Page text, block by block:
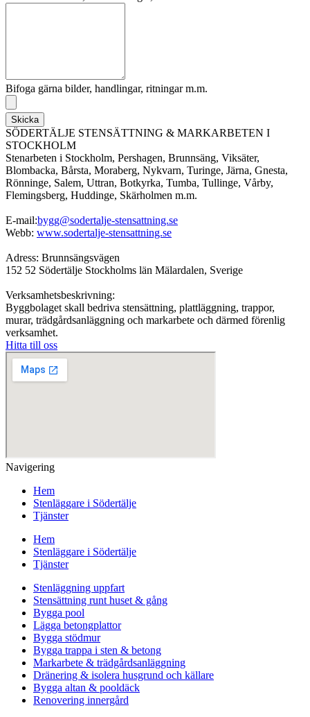
Bifoga gärna bilder, handlingar, ritningar m.m.
Skicka
SÖDERTÄLJE STENSÄTTNING & MARKARBETEN I
STOCKHOLM
Stenarbeten i Stockholm, Pershagen, Brunnsäng, Viksäter,
Blombacka, Bårsta, Moraberg, Nykvarn, Turinge, Järna, Gnesta,
Rönninge, Salem, Uttran, Botkyrka, Tumba, Tullinge, Vårby,
Flemingsberg, Huddinge, Skärholmen m.m.
E-mail:bygg@sodertalje-stensattning.se
Webb: www.sodertalje-stensattning.se
Adress: Brunnsängsvägen
152 52 Södertälje Stockholms län Mälardalen, Sverige
Verksamhetsbeskrivning:
Byggbolaget skall bedriva stensättning, plattläggning, trappor,
murar, trädgårdsanläggning och markarbete och därmed förenlig
verksamhet.
Hitta till oss
Navigering
Hem
Stenläggare i Södertälje
Tjänster
Hem
Stenläggare i Södertälje
Tjänster
Stenläggning uppfart
Stensättning runt huset & gång
Bygga pool
Lägga betongplattor
Bygga stödmur
Bygga trappa i sten & betong
Markarbete & trädgårdsanläggning
Dränering & isolera husgrund och källare
Bygga altan & pooldäck
Renovering innergård